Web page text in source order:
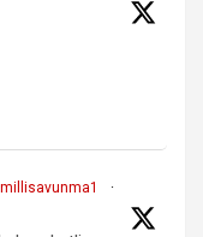
·